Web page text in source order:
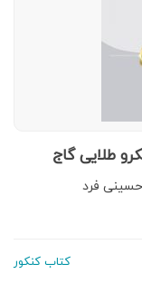
طلایی گاج
فرد
کتاب کنکور